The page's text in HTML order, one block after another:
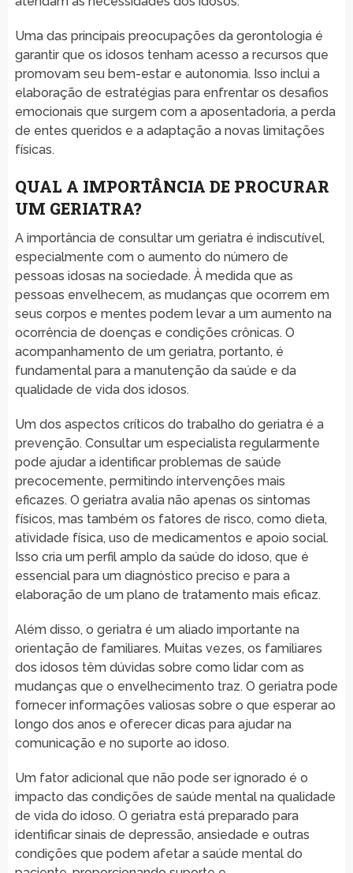
Uma das principais preocupações da gerontologia é
garantir que os idosos tenham acesso a recursos que
promovam seu bem-estar e autonomia. Isso inclui a
elaboração de estratégias para enfrentar os desafios
emocionais que surgem com a aposentadoria, a perda
de entes queridos e a adaptação a novas limitações
físicas.
QUAL A IMPORTÂNCIA DE PROCURAR
UM GERIATRA?
A importância de consultar um geriatra é indiscutível,
especialmente com o aumento do número de
pessoas idosas na sociedade. À medida que as
pessoas envelhecem, as mudanças que ocorrem em
seus corpos e mentes podem levar a um aumento na
ocorrência de doenças e condições crônicas. O
acompanhamento de um geriatra, portanto, é
fundamental para a manutenção da saúde e da
qualidade de vida dos idosos.
Um dos aspectos críticos do trabalho do geriatra é a
prevenção. Consultar um especialista regularmente
pode ajudar a identificar problemas de saúde
precocemente, permitindo intervenções mais
eficazes. O geriatra avalia não apenas os sintomas
físicos, mas também os fatores de risco, como dieta,
atividade física, uso de medicamentos e apoio social.
Isso cria um perfil amplo da saúde do idoso, que é
essencial para um diagnóstico preciso e para a
elaboração de um plano de tratamento mais eficaz.
Além disso, o geriatra é um aliado importante na
orientação de familiares. Muitas vezes, os familiares
dos idosos têm dúvidas sobre como lidar com as
mudanças que o envelhecimento traz. O geriatra pode
fornecer informações valiosas sobre o que esperar ao
longo dos anos e oferecer dicas para ajudar na
comunicação e no suporte ao idoso.
Um fator adicional que não pode ser ignorado é o
impacto das condições de saúde mental na qualidade
de vida do idoso. O geriatra está preparado para
identificar sinais de depressão, ansiedade e outras
condições que podem afetar a saúde mental do